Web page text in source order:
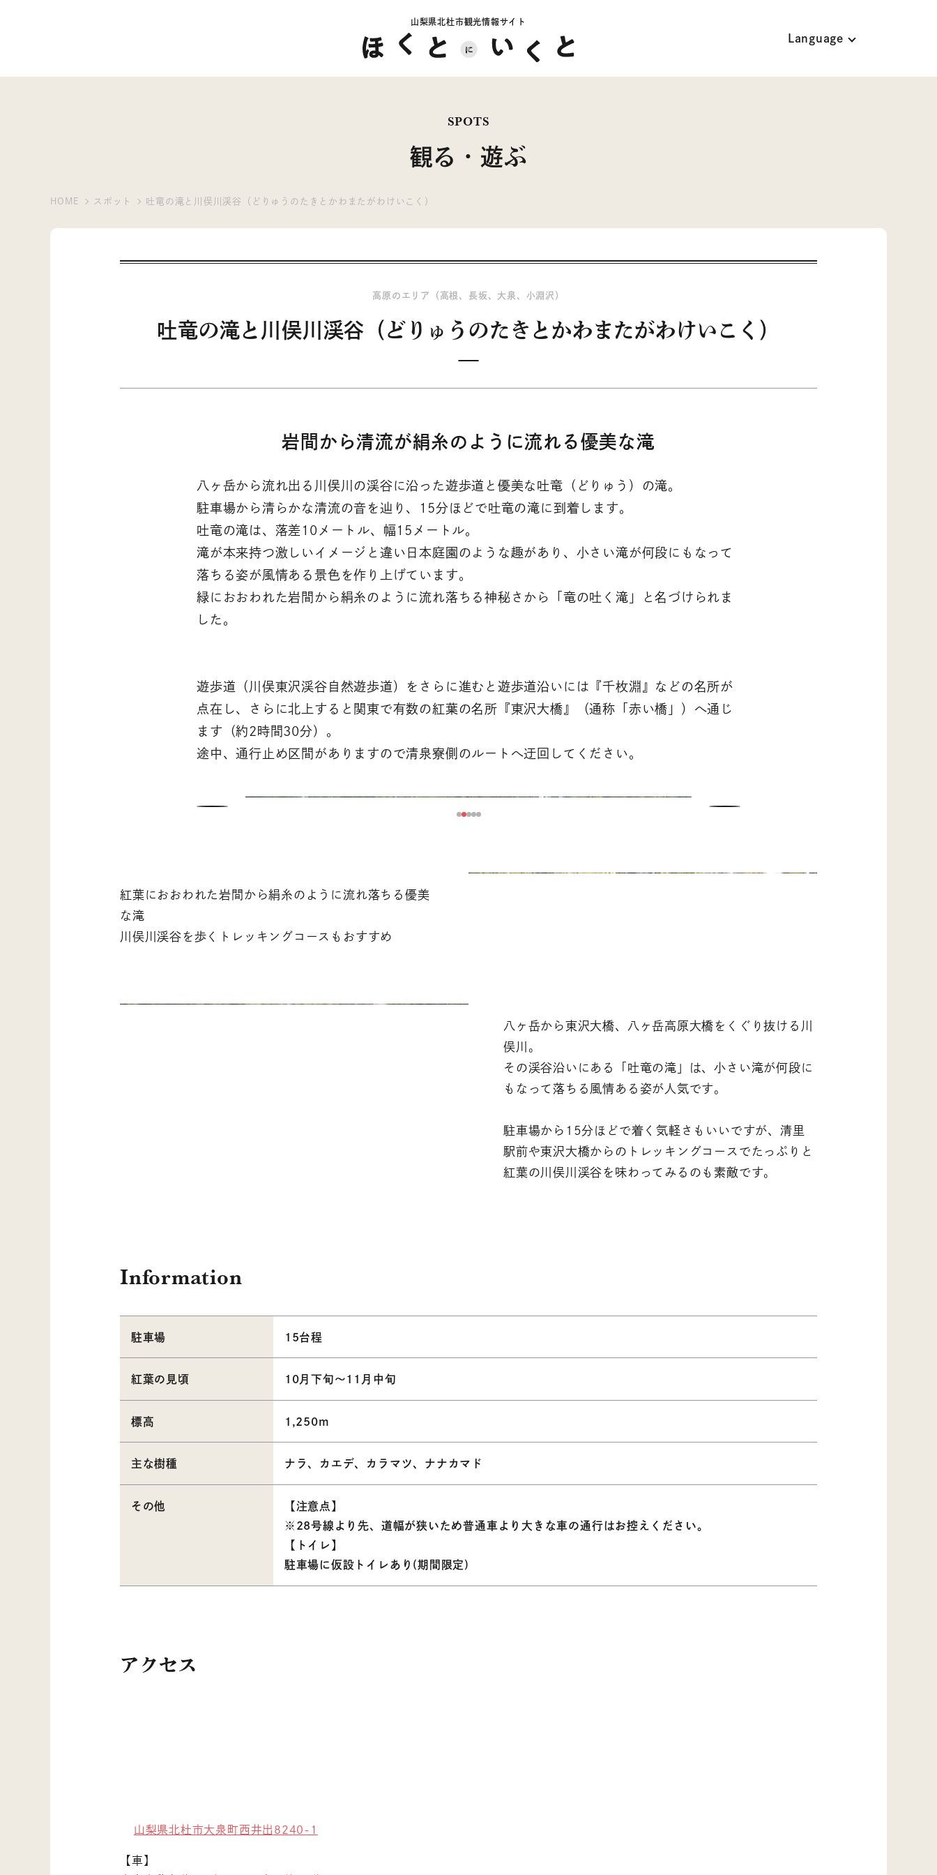
山梨県北杜市観光情報サイト
Language
SPOTS
観る・遊ぶ
HOME スポット 吐竜の滝と川俣川渓谷（どりゅうのたきとかわまたがわけいこく）
高原のエリア（高根、長坂、大泉、小淵沢）
吐竜の滝と川俣川渓谷（どりゅうのたきとかわまたがわけいこく）
岩間から清流が絹糸のように流れる優美な滝
八ヶ岳から流れ出る川俣川の渓谷に沿った遊歩道と優美な吐竜（どりゅう）の滝。
駐車場から清らかな清流の音を辿り、15分ほどで吐竜の滝に到着します。
吐竜の滝は、落差10メートル、幅15メートル。
滝が本来持つ激しいイメージと違い日本庭園のような趣があり、小さい滝が何段にもなって
落ちる姿が風情ある景色を作り上げています。
緑におおわれた岩間から絹糸のように流れ落ちる神秘さから「竜の吐く滝」と名づけられま
した。
遊歩道（川俣東沢渓谷自然遊歩道）をさらに進むと遊歩道沿いには『千枚淵』などの名所が
点在し、さらに北上すると関東で有数の紅葉の名所『東沢大橋』（通称「赤い橋」）へ通じ
ます（約2時間30分）。
途中、通行止め区間がありますので清泉寮側のルートへ迂回してください。
紅葉におおわれた岩間から絹糸のように流れ落ちる優美
な滝
川俣川渓谷を歩くトレッキングコースもおすすめ
八ヶ岳から東沢大橋、八ヶ岳高原大橋をくぐり抜ける川
俣川。
その渓谷沿いにある「吐竜の滝」は、小さい滝が何段に
もなって落ちる風情ある姿が人気です。
駐車場から15分ほどで着く気軽さもいいですが、清里
駅前や東沢大橋からのトレッキングコースでたっぷりと
紅葉の川俣川渓谷を味わってみるのも素敵です。
Information
駐車場 15台程
紅葉の見頃 10月下旬～11月中旬
標高 1,250m
主な樹種 ナラ、カエデ、カラマツ、ナナカマド
その他
【注意点】
※28号線より先、道幅が狭いため普通車より大きな車の通行はお控えください。
【トイレ】
駐車場に仮設トイレあり(期間限定)
アクセス
山梨県北杜市大泉町西井出8240-1
【車】